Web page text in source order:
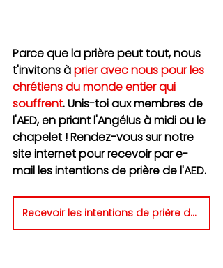
Parce que la prière peut tout, nous
t'invitons à prier avec nous pour les
chrétiens du monde entier qui
souffrent. Unis-toi aux membres de
l'AED, en priant l'Angélus à midi ou le
chapelet ! Rendez-vous sur notre
site internet pour recevoir par e-
mail les intentions de prière de l'AED.
Recevoir les intentions de prière de l'AED